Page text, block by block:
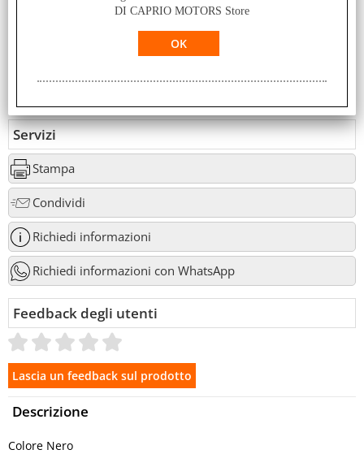
Servizi
Stampa
Condividi
Richiedi informazioni
Richiedi informazioni con WhatsApp
Feedback degli utenti
Descrizione
Colore Nero
DI CAPRIO MOTORS Store